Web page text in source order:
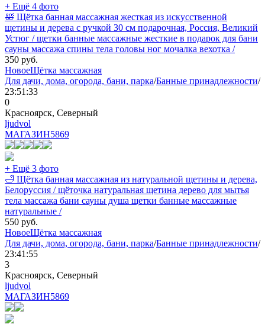
+ Ещё 4 фото
🛀 Щётка банная массажная жесткая из искусственной
щетины и дерева с ручкой 30 см подарочная, Россия, Великий
Устюг / щетки банные массажные жесткие в подарок для бани
сауны массажа спины тела головы ног мочалка вехотка /
350 руб.
НовоеЩётка массажная
Для дачи, дома, огорода, бани, парка/Банные принадлежности/
23:51:33
0
Красноярск, Северный
ljudvol
МАГАЗИН5869
+ Ещё 3 фото
🛁 Щётка банная массажная из натуральной щетины и дерева,
Белоруссия / щёточка натуральная щетина дерево для мытья
тела массажа бани сауны душа щетки банные массажные
натуральные /
550 руб.
НовоеЩётка массажная
Для дачи, дома, огорода, бани, парка/Банные принадлежности/
23:41:55
3
Красноярск, Северный
ljudvol
МАГАЗИН5869